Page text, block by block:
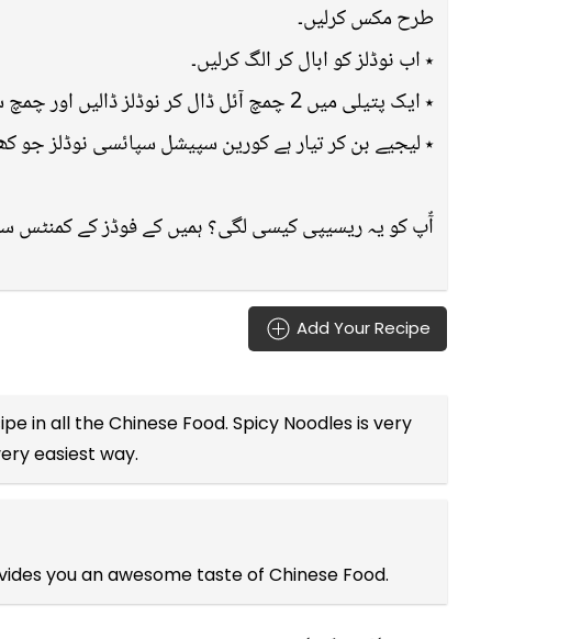
طرح مکس کرلیں۔
٭ اب نوڈلز کو ابال کر الگ کرلیں۔
٭ ایک پتیلی میں 2 چمچ آئل ڈال کر نوڈلز ڈالیں اور چمچ سے چلائیں پھر مصالحہ ڈال کر اچھی طرح مکس کریں اور 2 سے 3 منٹ کیلئے دم پر رکھ دیں۔
٭ لیجیے بن کر تیار ہے کورین سپیشل سپائسی نوڈلز جو
آٌپ کو یہ ریسیپی کیسی لگی؟ ہمیں کے فوڈز کے کمنٹس
Add Your Recipe
in all theChinese Food. Spicy Noodles is very
easiest way.
you an awesome taste of Chinese Food.